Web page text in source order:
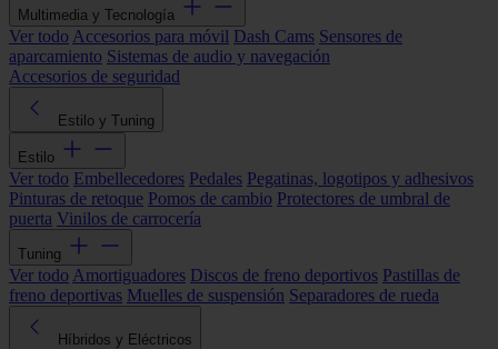
Multimedia y Tecnología
Ver todo Accesorios para móvil Dash Cams Sensores de
aparcamiento Sistemas de audio y navegación
Accesorios de seguridad
Estilo y Tuning
Estilo
Ver todo Embellecedores Pedales Pegatinas, logotipos y adhesivos
Pinturas de retoque Pomos de cambio Protectores de umbral de
puerta Vinilos de carrocería
Tuning
Ver todo Amortiguadores Discos de freno deportivos Pastillas de
freno deportivas Muelles de suspensión Separadores de rueda
Híbridos y Eléctricos